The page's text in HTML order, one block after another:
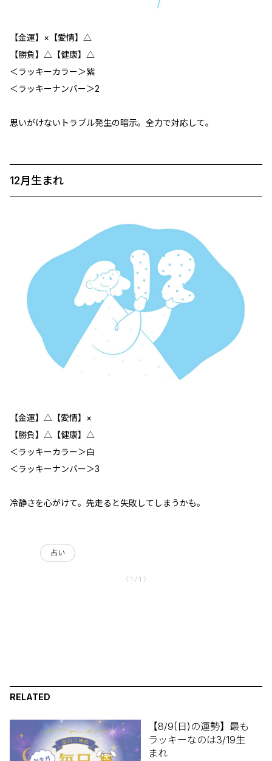
【金運】×【愛情】△
【勝負】△【健康】△
＜ラッキーカラー＞紫
＜ラッキーナンバー＞2
思いがけないトラブル発生の暗示。全力で対応して。
12月生まれ
【金運】△【愛情】×
【勝負】△【健康】△
＜ラッキーカラー＞白
＜ラッキーナンバー＞3
冷静さを心がけて。先走ると失敗してしまうかも。
占い
〈 1 / 1 〉
RELATED
【8/9(日)の運勢】最も
ラッキーなのは3/19生
まれ